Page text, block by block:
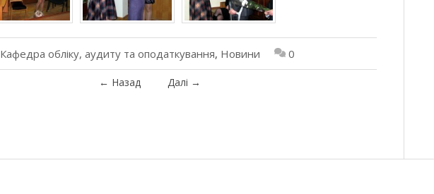
Кафедра обліку, аудиту та оподаткування, Новини 0
← Назад Далі →